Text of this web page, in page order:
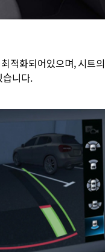
적화되어있으며, 시트의
습니다.